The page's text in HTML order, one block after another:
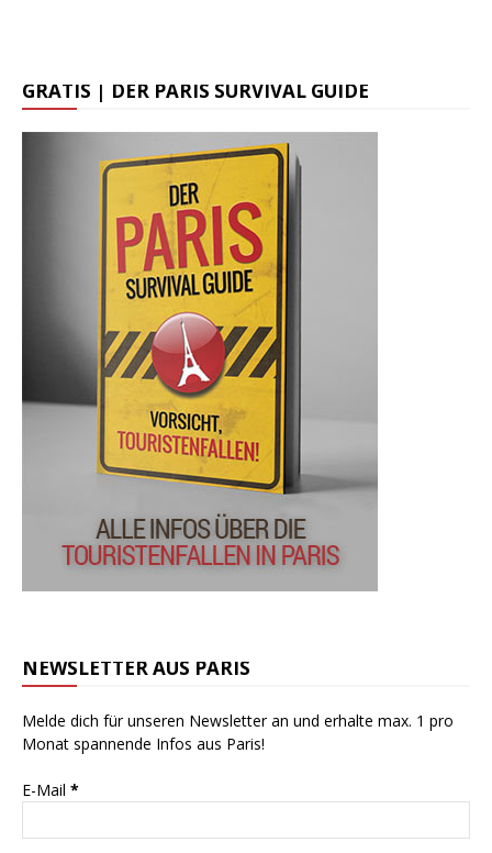
GRATIS | DER PARIS SURVIVAL GUIDE
NEWSLETTER AUS PARIS
Melde dich für unseren Newsletter an und erhalte max. 1 pro
Monat spannende Infos aus Paris!
E-Mail *